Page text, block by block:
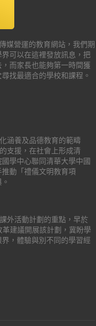
媒營運的教育網站，我們期
可以在這裡發放訊息，把
而家長也能夠第一時間獲
找最適合的學校和課程。
涵養及品德教育的範疇
支援，在社會上形成清
學中心聯同清華大學中國
動「禮儀文明教育項
外活動計劃的重點，早於
建議開展該計劃，冀盼學
，體驗與別不同的學習經